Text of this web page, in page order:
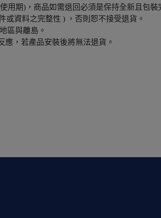
用期)，商品如需退回必須是保持全新且包裝
資料之完整性 ) ，否則恕不接受退貨。
區與離島。
，若產品安裝後將無法退貨。